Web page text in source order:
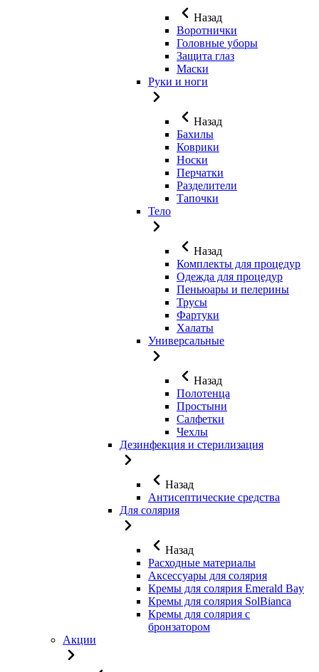
Назад
Воротнички
Головные уборы
Защита глаз
Маски
Руки и ноги
Назад
Бахилы
Коврики
Носки
Перчатки
Разделители
Тапочки
Тело
Назад
Комплекты для процедур
Одежда для процедур
Пеньюары и пелерины
Трусы
Фартуки
Халаты
Универсальные
Назад
Полотенца
Простыни
Салфетки
Чехлы
Дезинфекция и стерилизация
Назад
Антисептические средства
Для солярия
Назад
Расходные материалы
Аксессуары для солярия
Кремы для солярия Emerald Bay
Кремы для солярия SolBianca
Кремы для солярия с
бронзатором
Акции